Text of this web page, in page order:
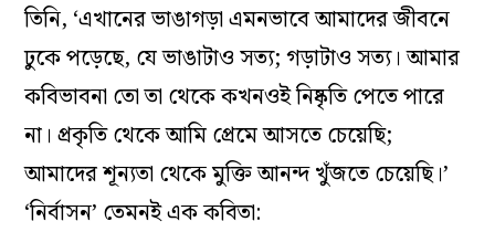
তিনি, ‘এখানের ভাঙাগড়া এমনভাবে আমাদের জীবনে
ঢুকে পড়েছে, যে ভাঙাটাও সত্য; গড়াটাও সত্য। আমার
কবিভাবনা তো তা থেকে কখনওই নিষ্কৃতি পেতে পারে
না। প্রকৃতি থেকে আমি প্রেমে আসতে চেয়েছি;
আমাদের শূন্যতা থেকে মুক্তি আনন্দ খুঁজতে চেয়েছি।’
‘নির্বাসন’ তেমনই এক কবিতা: